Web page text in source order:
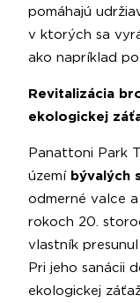
pomáhajú
v ktorých sa
ako napríklad
Revitalizácia
ekologickej
Panattoni Park
území bývalých
odmerné valce
rokoch 20.
vlastník
Pri jeho sanácii
ekologickej